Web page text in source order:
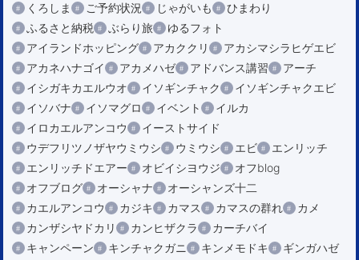
くろしま
ご予約状況 じゃがいも
ひまわり
ふるさと納税
ぶらり旅
ゆるフォト
アイランドホッピング
アカククリ
アカシマシラヒゲエビ
アカネハナゴイ
アカメハゼ アドバンス講習
アーチ
イシガキカエルウオ
イソギンチャク
イソギンチャクエビ
イソバナ
イソマグロ イベント
イルカ
イロカエルアンコウ
イーストサイド
ウデフリツノザヤウミウシ
ウミウシ エビ
エンリッチ
エンリッチドエアー
オビイシヨウジ
オフblog
オフブログ
オーシャナ
オーシャンズ十二
カエルアンコウ
カジキ カマス カマスの群れ
カメ
カンザシヤドカリ
カンヒザクラ
カーチバイ
キャンペーン
キンチャクガニ キンメモドキ
ギンガハゼ